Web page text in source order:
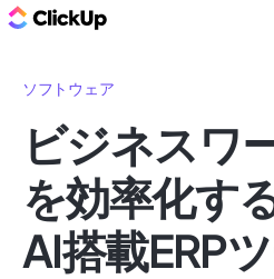
ソフトウェア
ビジネスワ
を効率化す
AI搭載ERP